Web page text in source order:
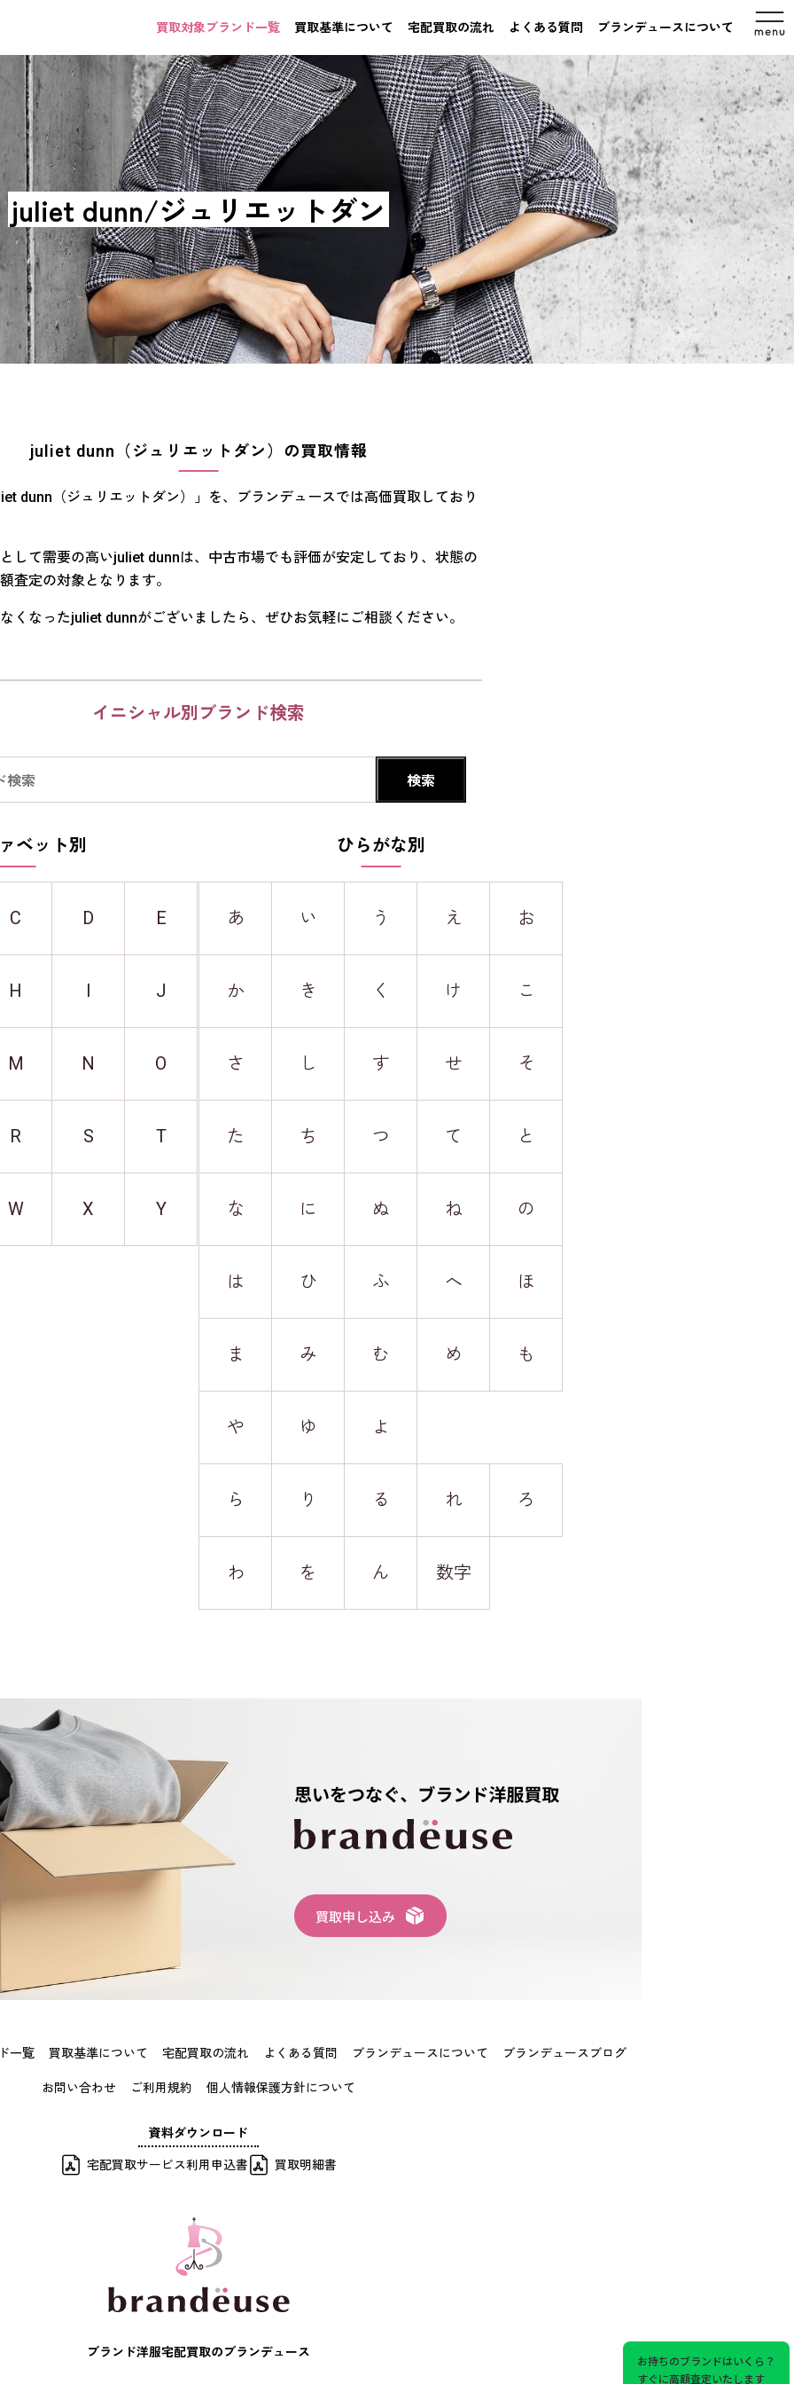
買取対象ブランド一覧 買取基準について 宅配買取の流れ よくある質問 ブランデュースについて
お持ちのブランドはいくら？
すぐに高額査定いたします
juliet dunn/ジュリエットダン
juliet dunn（ジュリエットダン）の買取情報
dunn（ジュリエットダン）」を、ブランデュースでは高価買取しており
して需要の高いjuliet dunnは、中古市場でも評価が安定しており、状態の
査定の対象となります。
くなったjuliet dunnがございましたら、ぜひお気軽にご相談ください。
イニシャル別ブランド検索
ベット別
C D E
H I J
M N O
R S T
W X Y
ひらがな別
あ い う え お
か き く け こ
さ し す せ そ
た ち つ て と
な に ぬ ね の
は ひ ふ へ ほ
ま み む め も
や ゆ よ
ら り る れ ろ
わ を ん 数字
一覧 買取基準について 宅配買取の流れ よくある質問 ブランデュースについて
ブランデュースブログ
お問い合わせ
ご利用規約 個人情報保護方針について
資料ダウンロード
宅配買取サービス利用申込書
買取明細書
ブランド洋服宅配買取のブランデュース